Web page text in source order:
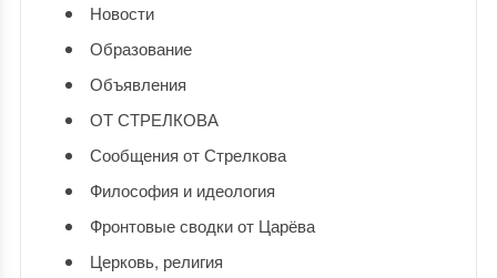
Новости
Образование
Объявления
ОТ СТРЕЛКОВА
Сообщения от Стрелкова
Философия и идеология
Фронтовые сводки от Царёва
Церковь, религия